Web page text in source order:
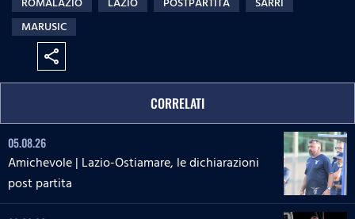
MARUSIC
share
CORRELATI
05.08.26
Amichevole | Lazio-Ostiamare, le dichiarazioni
post partita